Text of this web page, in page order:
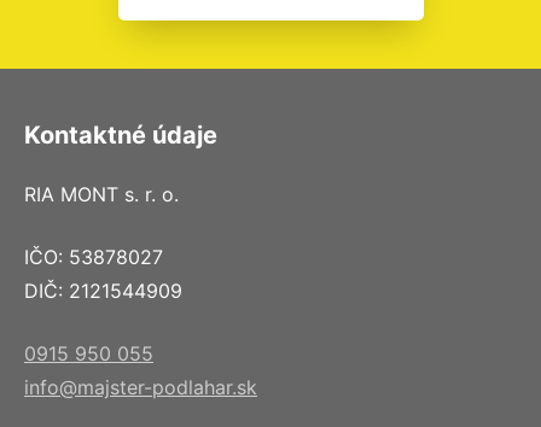
Kontaktné údaje
RIA MONT s. r. o.
IČO: 53878027
DIČ: 2121544909
0915 950 055
info@majster-podlahar.sk